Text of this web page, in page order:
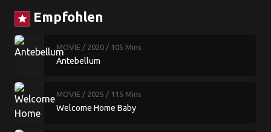
star Empfohlen
MOVIE / 2020 / 105 Mins
Antebellum
MOVIE / 2025 / 115 Mins
Welcome Home Baby